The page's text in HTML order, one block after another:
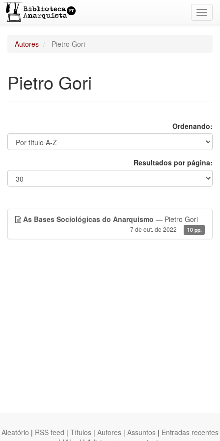
Autores Pietro Gori
Pietro Gori
Ordenando:
Resultados por página:
As Bases Sociológicas do Anarquismo — Pietro Gori
7 de out. de 2022 10 pp.
Aleatório | RSS feed | Títulos | Autores | Assuntos | Entradas recentes